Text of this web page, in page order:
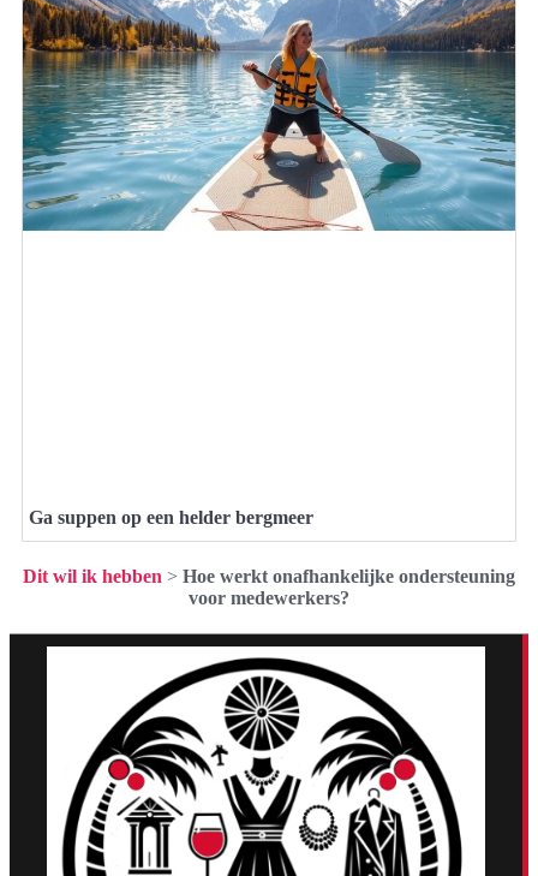
Ga suppen op een helder bergmeer
Dit wil ik hebben > Hoe werkt onafhankelijke ondersteuning
voor medewerkers?